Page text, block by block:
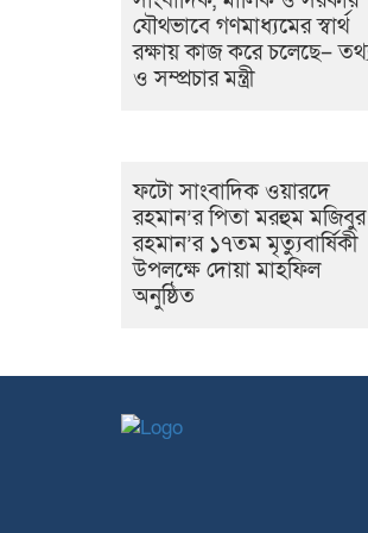
যৌথভাবে গণমাধ্যমের স্বার্থ
রক্ষায় কাজ করে চলেছে–
ও সম্প্রচার মন্ত্রী
ফটো সাংবাদিক ওয়ারদে
রহমান’র পিতা মরহুম মজিবুর
রহমান’র ১৭তম মৃত্যুবার্ষিকী
উপলক্ষে দোয়া মাহফিল
অনুষ্ঠিত